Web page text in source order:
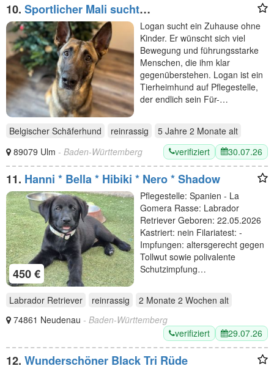
10. Sportlicher Mali sucht
führungskompetentes ZuhauseLogan sucht ein Zuhause ohne
Kinder. Er wünscht sich viel
Bewegung und führungsstarke
Menschen, die ihm klar
gegenüberstehen. Logan ist ein
Tierheimhund auf Pflegestelle,
der endlich sein Für-…
Belgischer Schäferhund reinrassig 5 Jahre 2 Monate alt
89079 Ulm - Baden-Württemberg verifiziert 30.07.26
11. Hanni * Bella * Hibiki * Nero * Shadow
450 €
Pflegestelle: Spanien - La
Gomera Rasse: Labrador
Retriever Geboren: 22.05.2026
Kastriert: nein Filariatest: -
Impfungen: altersgerecht gegen
Tollwut sowie polivalente
Schutzimpfung…
Labrador Retriever reinrassig 2 Monate 2 Wochen alt
74861 Neudenau - Baden-Württemberg
verifiziert
29.07.26
12. Wunderschöner Black Tri Rüde